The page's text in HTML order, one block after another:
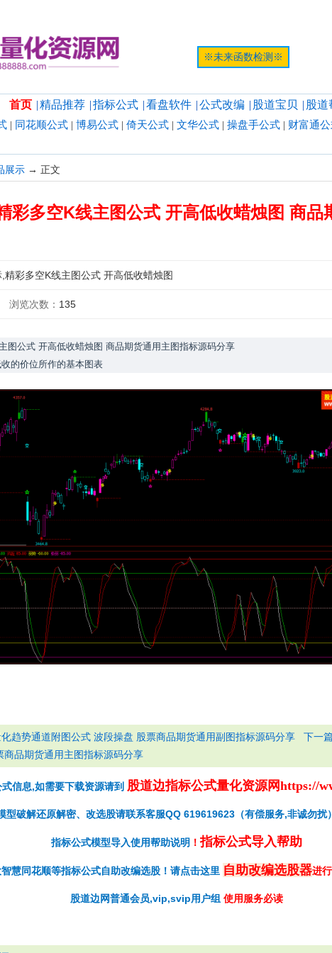
※未来函数检测※
首页 |精品推荐 |指标公式 |看盘软件 |公式改编 | 股道宝贝 | 股道
| 同花顺公式 | 博易公式 | 倚天公式 | 文华公式 | 操盘手公式 | 财富通
展示 → 正文
彩多空K线主图公式 开高低收蜡烛图 商品
精彩多空K线主图公式 开高低收蜡烛图
浏览次数： 135
图公式 开高低收蜡烛图 商品期货通用主图指标源码分享
的价位所作的基本图表
趋势通道附图公式 波段操盘 股票商品期货通用副图指标源码分享 下一
商品期货通用主图指标源码分享
信息,如需要下载资源请到 股道边指标公式量化资源网https://
型破解还原解密、改选股请联系客服QQ 619619623（有偿服务,非诚勿扰）
指标公式模型导入使用帮助说明 ！指标公式导入帮助
慧同花顺等指标公式自助改编选股！请点击这里 自助改编选股器进
股道边网普通会员,vip,svip用户组 使用服务必读